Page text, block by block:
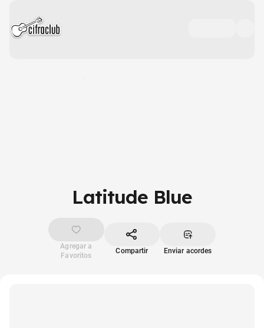
Latitude Blue
Agregar a
Favoritos
Compartir Enviar acordes